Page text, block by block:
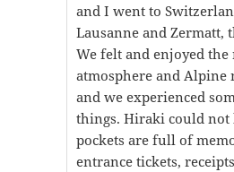
and I went to
Lausanne and Zermatt,
We felt and enjoyed
atmosphere and Alpine
and we experienced
things. Hiraki could not
pockets are full of
entrance tickets,